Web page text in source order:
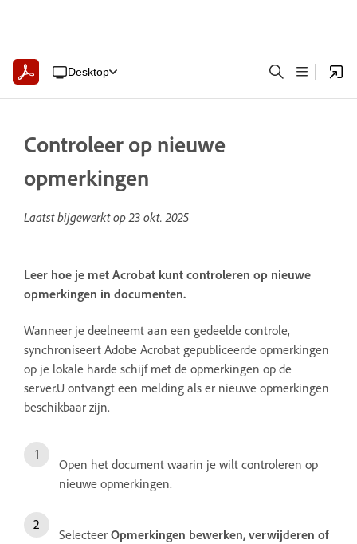
Desktop
Controleer op nieuwe
opmerkingen
Laatst bijgewerkt op23 okt. 2025
Leer hoe je met Acrobat kunt controleren op nieuwe
opmerkingen in documenten.
Wanneer je deelneemt aan een gedeelde controle,
synchroniseert Adobe Acrobat gepubliceerde opmerkingen
op je lokale harde schijf met de opmerkingen op de
server.U ontvangt een melding als er nieuwe opmerkingen
beschikbaar zijn.
Open het document waarin je wilt controleren op
nieuwe opmerkingen.
Selecteer Opmerkingen bewerken, verwijderen of